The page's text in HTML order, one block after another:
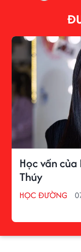
Học vấn
Thúy
HỌC ĐƯỜNG